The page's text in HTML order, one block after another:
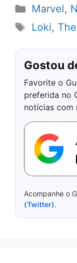
Marvel,
Tags
Loki,
Gostou
Favorite o
preferida no
notícias com
Acompanhe o
(Twitter).